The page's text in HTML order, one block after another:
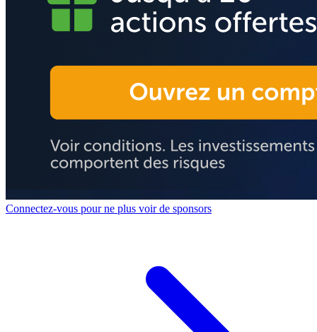
Connectez-vous pour ne plus voir de sponsors